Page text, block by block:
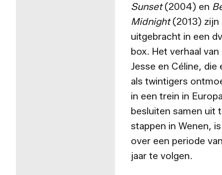
Sunset(2004) en
Midnight(2013) zijn
uitgebracht in een
box. Het verhaal van
Jesse en Céline, die
als twintigers
in een trein in
besluiten samen uit
stappen in Wenen,
over een periode
jaar te volgen.